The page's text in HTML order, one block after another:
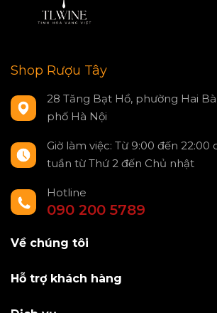
Shop Rượu Tây
28 Tăng Bạt Hổ, phường Hai
phố Hà Nội
Giờ làm việc: Từ 9:00 đến
tuần từ Thứ 2 đến Chủ nhật
Hotline
090 200 5789
Về chúng tôi
Hỗ trợ khách hàng